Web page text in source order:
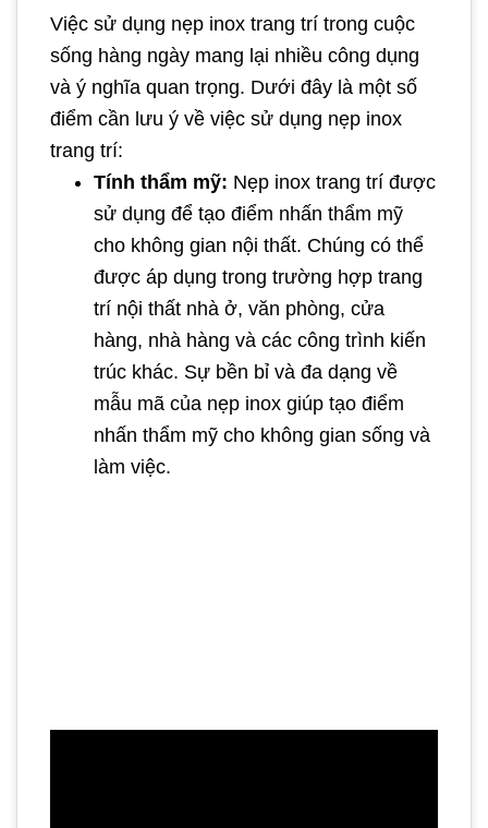
Việc sử dụng nẹp inox trang trí trong cuộc
sống hàng ngày mang lại nhiều công dụng
và ý nghĩa quan trọng. Dưới đây là một số
điểm cần lưu ý về việc sử dụng nẹp inox
trang trí:
Tính thẩm mỹ: Nẹp inox trang trí được
sử dụng để tạo điểm nhấn thẩm mỹ
cho không gian nội thất. Chúng có thể
được áp dụng trong trường hợp trang
trí nội thất nhà ở, văn phòng, cửa
hàng, nhà hàng và các công trình kiến
trúc khác. Sự bền bỉ và đa dạng về
mẫu mã của nẹp inox giúp tạo điểm
nhấn thẩm mỹ cho không gian sống và
làm việc.